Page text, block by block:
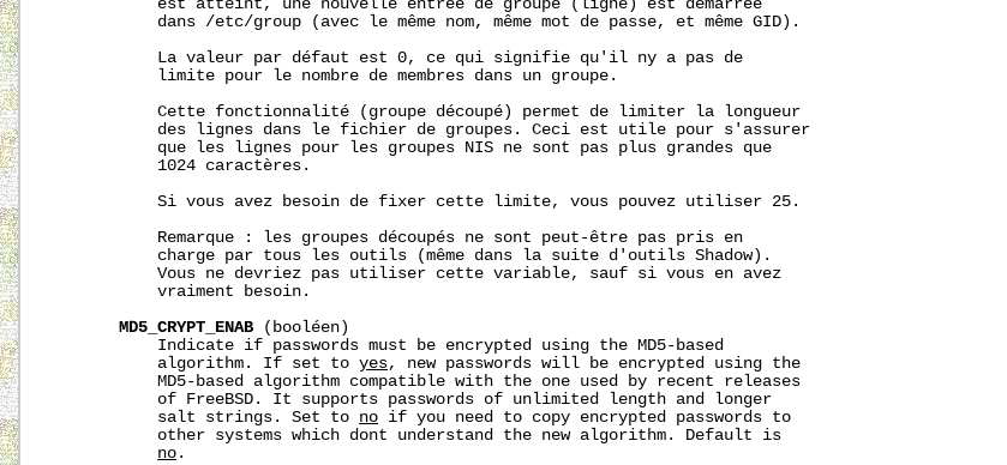
           est atteint, une nouvelle entrée de groupe (ligne) est démarrée
           dans /etc/group (avec le même nom, même mot de passe, et même GID).
           La valeur par défaut est 0, ce qui signifie qu'il ny a pas de
           limite pour le nombre de membres dans un groupe.
           Cette fonctionnalité (groupe découpé) permet de limiter la longueur
           des lignes dans le fichier de groupes. Ceci est utile pour s'assurer
           que les lignes pour les groupes NIS ne sont pas plus grandes que
           1024 caractères.
           Si vous avez besoin de fixer cette limite, vous pouvez utiliser 25.
           Remarque : les groupes découpés ne sont peut-être pas pris en
           charge par tous les outils (même dans la suite d'outils Shadow).
           Vous ne devriez pas utiliser cette variable, sauf si vous en avez
           vraiment besoin.
MD5_CRYPT_ENAB (booléen)
           Indicate if passwords must be encrypted using the MD5-based
           algorithm. If set to
yes, new passwords will be encrypted using the
           MD5-based algorithm compatible with the one used by recent releases
           of FreeBSD. It supports passwords of unlimited length and longer
           salt strings. Set to
no if you need to copy encrypted passwords to
           other systems which dont understand the new algorithm. Default is
no .